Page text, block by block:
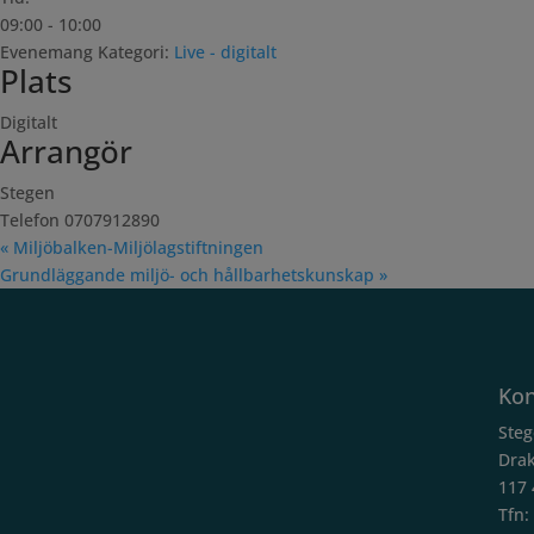
09:00 - 10:00
Evenemang Kategori: Live - digitalt
Plats
Digitalt
Arrangör
Stegen
Telefon 0707912890
« Miljöbalken-Miljölagstiftningen
Grundläggande miljö- och hållbarhetskunskap »
117
Tfn: